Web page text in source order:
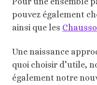
pouvez également
ainsi que les
Une naissance
quoi choisir d’utile,
également notre